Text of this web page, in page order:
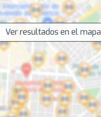
Ver resultados en el mapa